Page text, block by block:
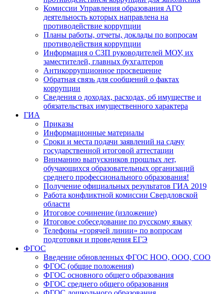
Комиссии Управления образования АГО
деятельность которых направлена на
противодействие коррупции
Планы работы, отчеты, доклады по вопросам
противодействия коррупции
Информация о СЗП руководителей МОУ, их
заместителей, главных бухгалтеров
Антикоррупционное просвещение
Обратная связь для сообщений о фактах
коррупции
Сведения о доходах, расходах, об имуществе и
обязательствах имущественного характера
ГИА
Приказы
Информационные материалы
Сроки и места подачи заявлений на сдачу
государственной итоговой аттестации
Вниманию выпускников прошлых лет,
обучающихся образовательных организаций
среднего профессионального образования!
Получение официальных результатов ГИА 2019
Работа конфликтной комиссии Свердловской
области
Итоговое сочинение (изложение)
Итоговое собеседование по русскому языку
Телефоны «горячей линии» по вопросам
подготовки и проведения ЕГЭ
ФГОС
Введение обновленных ФГОС НОО, ООО, СОО
ФГОС (общие положения)
ФГОС основного общего образования
ФГОС среднего общего образования